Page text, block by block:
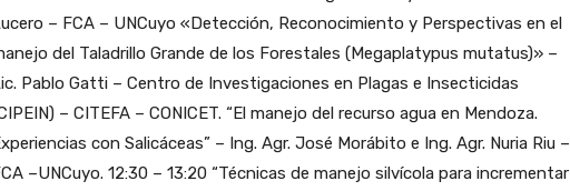
– FCA – UNCuyo «Detección, Reconocimiento y Perspectivas en el
del Taladrillo Grande de los Forestales (Megaplatypus mutatus)» –
Pablo Gatti – Centro de Investigaciones en Plagas e Insecticidas
– CITEFA – CONICET. “El manejo del recurso agua en Mendoza.
con Salicáceas” – Ing. Agr. José Morábito e Ing. Agr. Nuria Riu –
–UNCuyo. 12:30 – 13:20 “Técnicas de manejo silvícola para incrementar